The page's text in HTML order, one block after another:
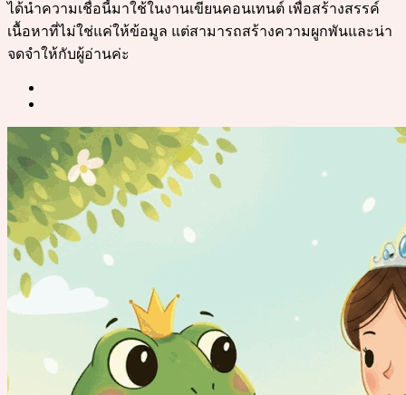
ได้นำความเชื่อนี้มาใช้ในงานเขียนคอนเทนต์ เพื่อสร้างสรรค์
เนื้อหาที่ไม่ใช่แค่ให้ข้อมูล แต่สามารถสร้างความผูกพันและน่า
จดจำให้กับผู้อ่านค่ะ
Post
navigation